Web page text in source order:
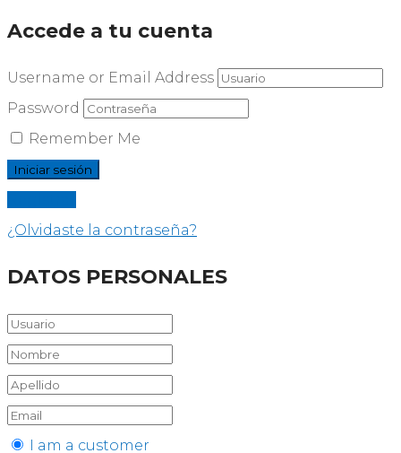
Accede a tu cuenta
Username or Email Address
Password
Remember Me
¿Olvidaste la contraseña?
DATOS PERSONALES
I am a customer